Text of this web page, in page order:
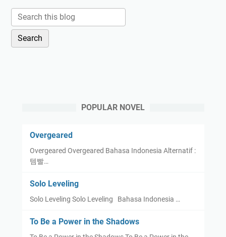
POPULAR NOVEL
Overgeared
Overgeared Overgeared Bahasa Indonesia Alternatif :
템빨…
Solo Leveling
Solo Leveling Solo Leveling Bahasa Indonesia …
To Be a Power in the Shadows